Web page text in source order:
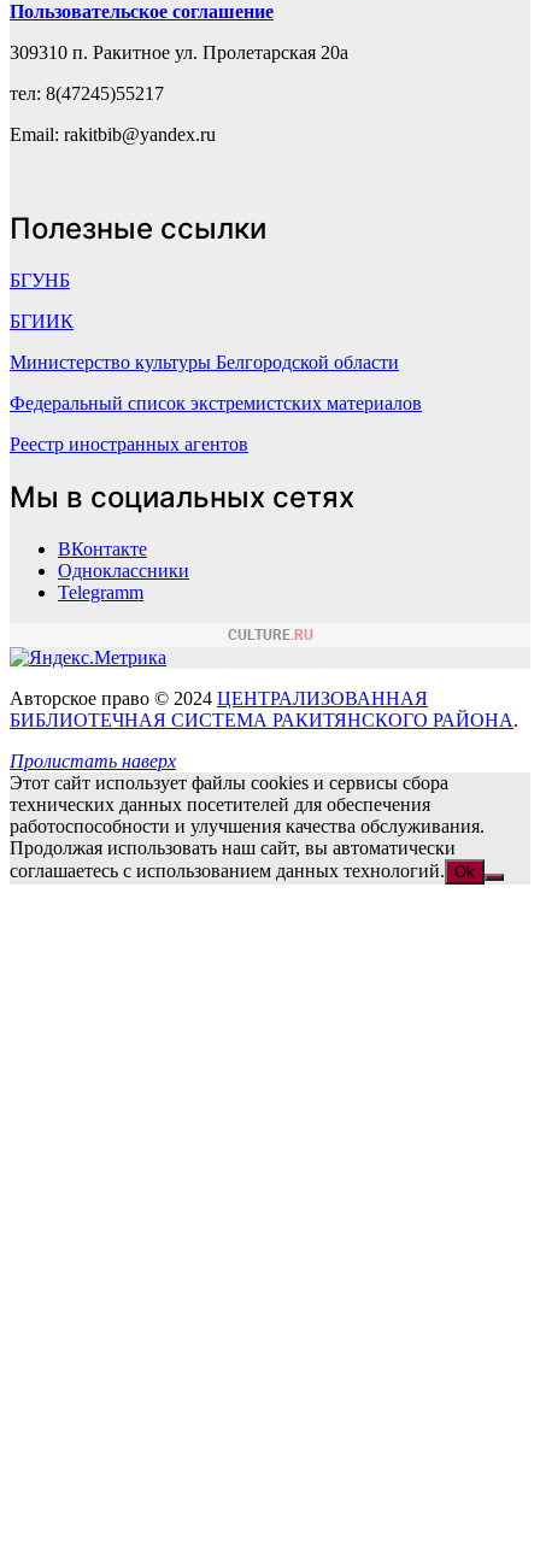
Пользовательское соглашение
309310 п. Ракитное ул. Пролетарская 20а
тел: 8(47245)55217
Email: rakitbib@yandex.ru
Полезные ссылки
БГУНБ
БГИИК
Министерство культуры Белгородской области
Федеральный список экстремистских материалов
Реестр иностранных агентов
Мы в социальных сетях
ВКонтакте
Одноклассники
Telegramm
Авторское право © 2024 ЦЕНТРАЛИЗОВАННАЯ
БИБЛИОТЕЧНАЯ СИСТЕМА РАКИТЯНСКОГО РАЙОНА.
Пролистать наверх
Этот сайт использует файлы cookies и сервисы сбора
технических данных посетителей для обеспечения
работоспособности и улучшения качества обслуживания.
Продолжая использовать наш сайт, вы автоматически
соглашаетесь с использованием данных технологий. Ok